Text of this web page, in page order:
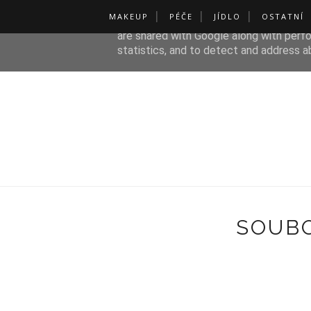
MAKEUP PÉČE JÍDLO OSTATNÍ
This site uses cookies from Google to
are shared with Google along with
statistics, and to detect and address